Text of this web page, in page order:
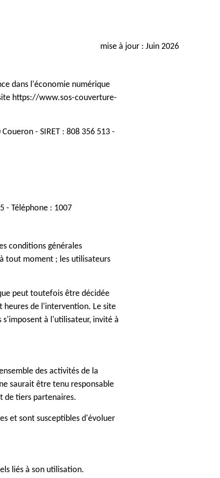
mise à jour : Juin 2026
dans l'économie numérique
https://www.sos-couverture-
- SIRET : 808 356 513 -
- Téléphone : 1007
conditions générales
tout moment ; les utilisateurs
peut toutefois être décidée
heures de l'intervention. Le site
à l'utilisateur, invité à
des activités de la
saurait être tenu responsable
de tiers partenaires.
et sont susceptibles d'évoluer
liés à son utilisation.